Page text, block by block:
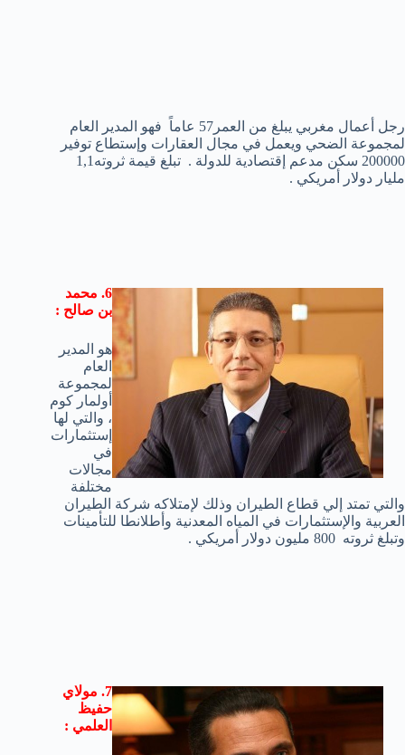
رجل أعمال مغربي يبلغ من العمر57 عاماً فهو المدير العام
لمجموعة الضحي ويعمل في مجال العقارات وإستطاع توفير
200000 سكن مدعم إقتصادية للدولة . تبلغ قيمة ثروته1,1
مليار دولار أمريكي .
6. محمد
بن صالح :
هو المدير
العام
لمجموعة
أولمار كوم
، والتي لها
إستثمارات
في
مجالات
مختلفة
والتي تمتد إلي قطاع الطيران وذلك لإمتلاكه شركة الطيران
العربية والإستثمارات في المياه المعدنية وأطلانطا للتأمينات
وتبلغ ثروته 800 مليون دولار أمريكي .
7. مولاي
حفيظ
العلمي :